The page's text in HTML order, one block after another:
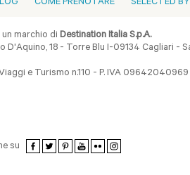
COME PRENOTARE SELECTED BY
un marchio diDestination Italia S.p.A.
D'Aquino, 18 - Torre Blu I-09134 Cagliari -
e Turismo n.110 - P. IVA 09642040969
su